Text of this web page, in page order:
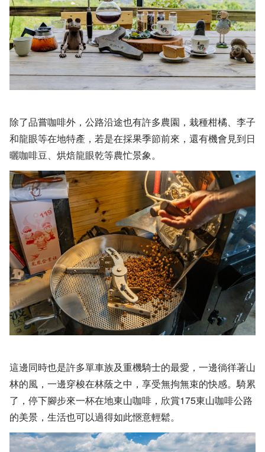
除了品嘗咖啡外，公路沿途也有許多農園，栽種柑橘、李子
和龍眼等在地特產，若是在採果季節前來，還有機會見到日
曬咖啡豆、烘焙龍眼乾等農忙景象。
這邊同時也是許多單車族及重機騎士的最愛，一邊徜徉著山
林的風，一邊穿梭在林蔭之中，享受無拘無束的快感。騎累
了，停下腳步來一杯在地東山咖啡，欣賞175東山咖啡公路
的美景，生活也可以過得如此愜意輕鬆。